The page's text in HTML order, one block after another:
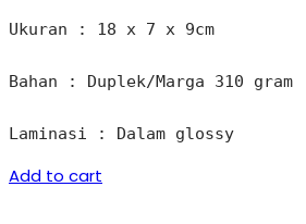
Ukuran : 18 x 7 x 9cm
Bahan : Duplek/Marga 310 gram
Laminasi : Dalam glossy
Add to cart